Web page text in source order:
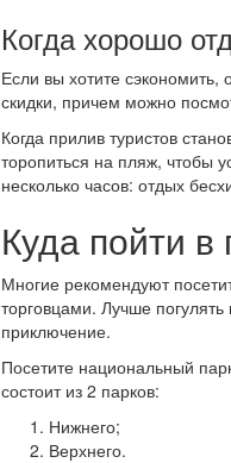
Когда хорошо
Если вы хотите сэкономить,
скидки, причем можно
Когда прилив туристов
торопиться на пляж, чтобы
несколько часов: отдых
Куда пойти в
Многие рекомендуют
торговцами. Лучше
приключение.
Посетите национальный
состоит из 2 парков:
Нижнего;
Верхнего.